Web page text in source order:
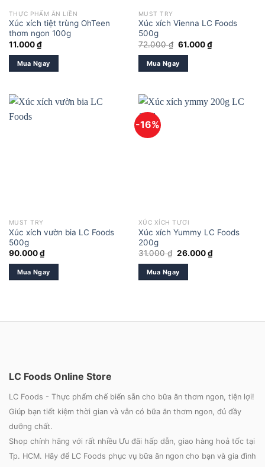
THỰC PHẨM ĂN LIỀN
Xúc xích tiệt trùng OhTeen
thơm ngon 100g
11.000₫
Mua Ngay
MUST TRY
Xúc xích Vienna LC Foods
500g
72.000₫ Giá
72.000 ₫.
61.000₫Giá
hiện
Mua Ngay
MUST TRY
Xúc xích vườn bia LC Foods
500g
90.000₫
Mua Ngay
-16%
XÚC XÍCH TƯƠI
Xúc xích Yummy LC Foods
200g
31.000₫ Giá
31.000 ₫.
26.000₫Giá
hiện
Mua Ngay
LC Foods Online Store
LC Foods - Thực phẩm chế biến sẵn cho bữa ăn thơm ngon, tiện lợi!
Giúp bạn tiết kiệm thời gian và vẫn có bữa ăn thơm ngon, đủ đầy
dưỡng chất.
Shop chính hãng với rất nhiều Ưu đãi hấp dẫn, giao hàng hoả tốc tại
Tp. HCM. Hãy để LC Foods phục vụ bữa ăn ngon cho bạn và gia đình